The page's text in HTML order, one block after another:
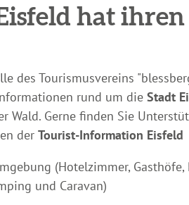
hat ihren
des Tourismusvereins
rund um die Stadt
Wald. Gerne finden Sie
der Tourist-Information Eisfeld
(Hotelzimmer, Gasthöfe,
und Caravan)